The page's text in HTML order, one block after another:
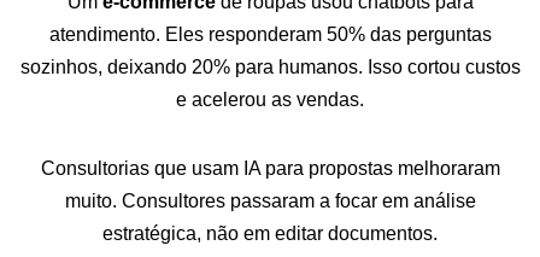
atendimento. Eles responderam 50% das perguntas
sozinhos, deixando 20% para humanos. Isso cortou custos
e acelerou as vendas.
Consultorias que usam IA para propostas melhoraram
muito. Consultores passaram a focar em análise
estratégica, não em editar documentos.